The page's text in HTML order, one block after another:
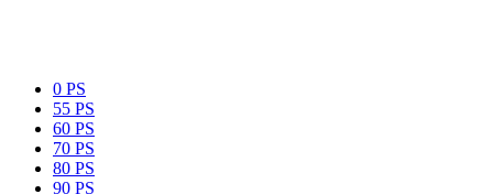
0 PS
55 PS
60 PS
70 PS
80 PS
90 PS